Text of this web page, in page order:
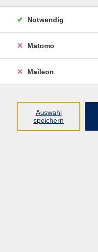
Notwendig
Matomo
Maileon
Auswahl
speichern